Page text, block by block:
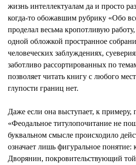
жизнь интеллектуалам да и просто
когда-то обожавшим рубрику «Обо
проделал весьма кропотливую
одной обложкой пространное
человеческих заблуждениях,
заботливо рассортированных по
позволяет читать книгу с любого
глупости границ нет.
Даже если она выступает, к примеру,
«Феодальное титулопочитание не
буквальном смысле происходило
означает лишь фигуральное
Дворянин, покровительствующий